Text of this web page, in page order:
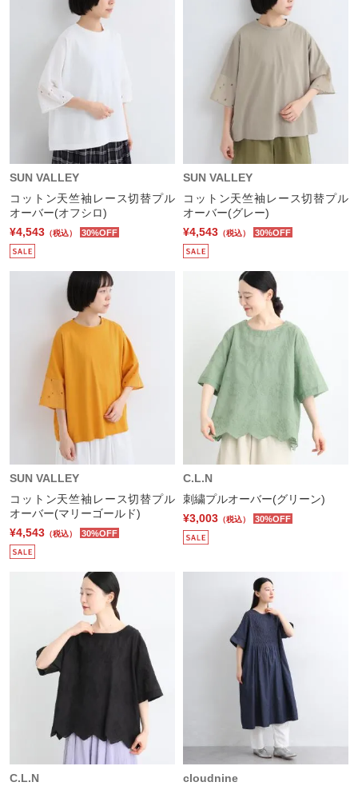
SUN VALLEY
コットン天竺袖レース切替プル
オーバー(オフシロ)
¥4,543 （税込） 30%OFF
SUN VALLEY
コットン天竺袖レース切替プル
オーバー(グレー)
¥4,543 （税込） 30%OFF
SUN VALLEY
コットン天竺袖レース切替プル
オーバー(マリーゴールド)
¥4,543 （税込） 30%OFF
C.L.N
刺繍プルオーバー(グリーン)
¥3,003 （税込） 30%OFF
C.L.N
cloudnine